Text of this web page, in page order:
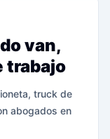
van,
trabajo
truck de
abogados en